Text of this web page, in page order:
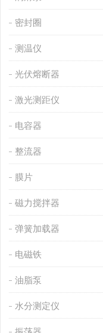
密封圈
测温仪
光伏熔断器
激光测距仪
电容器
整流器
膜片
磁力搅拌器
弹簧加载器
电磁铁
油脂泵
水分测定仪